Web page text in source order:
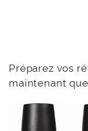
Préparez vos
maintenant